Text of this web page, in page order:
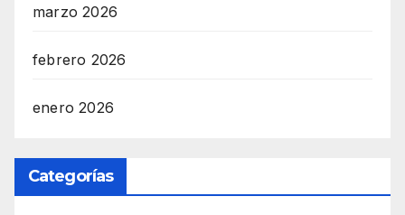
marzo 2026
febrero 2026
enero 2026
Categorías